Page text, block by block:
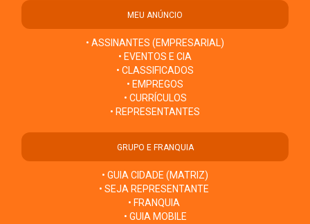
MEU ANÚNCIO
• ASSINANTES (EMPRESARIAL)
• EVENTOS E CIA
• CLASSIFICADOS
• EMPREGOS
• CURRÍCULOS
• REPRESENTANTES
GRUPO E FRANQUIA
• GUIA CIDADE (MATRIZ)
• SEJA REPRESENTANTE
• FRANQUIA
• GUIA MOBILE